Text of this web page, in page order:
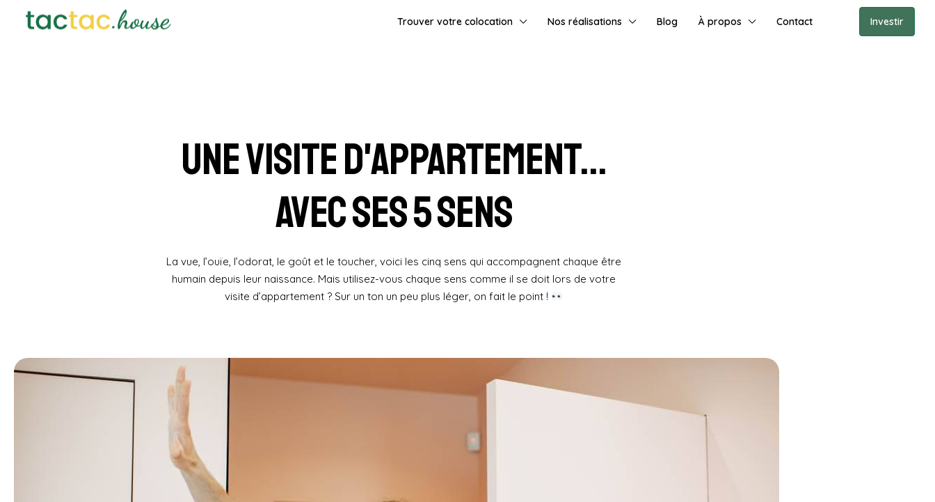
Trouver votre colocation Nos réalisations Blog À propos Contact Investir
Une visite d'appartement...
avec ses 5 sens
La vue, l’ouïe, l’odorat, le goût et le toucher, voici les cinq sens qui accompagnent chaque être
humain depuis leur naissance. Mais utilisez-vous chaque sens comme il se doit lors de votre
visite d’appartement ? Sur un ton un peu plus léger, on fait le point !